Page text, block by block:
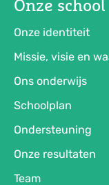
Onze school
Onze identiteit
Missie, visie en
Ons onderwijs
Schoolplan
Ondersteuning
Onze resultaten
Team